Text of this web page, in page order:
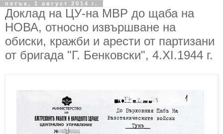
петък, 1 август 2014 г.
Доклад на ЦУ-на МВР до щаба на
НОВА, относно извършване на
обиски, кражби и арести от партизани
от бригада "Г. Бенковски", 4.XI.1944 г.